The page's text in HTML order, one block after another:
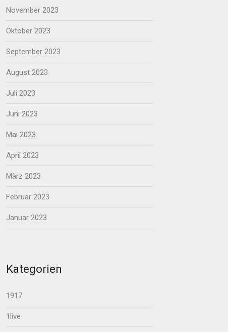
November 2023
Oktober 2023
September 2023
August 2023
Juli 2023
Juni 2023
Mai 2023
April 2023
März 2023
Februar 2023
Januar 2023
Kategorien
1917
1live